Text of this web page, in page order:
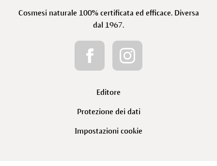
Cosmesi naturale 100% certificata ed efficace. Diversa
dal 1967.
Editore
Protezione dei dati
Impostazioni cookie